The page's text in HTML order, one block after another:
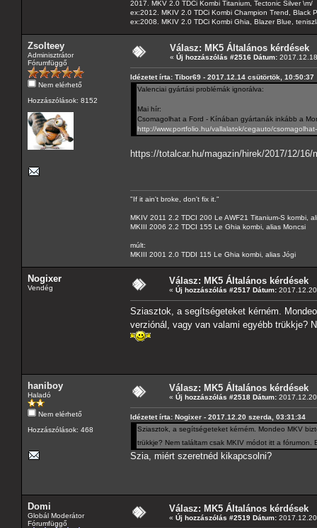
2017. MKV 2.0 TDCi Kombi Titanium, Tectonic Silver \m/
ex:2012. MKIV 2.0 TDCi Kombi Champion Trend, Black
ex:2008. MKIV 2.0 TDCi Kombi Ghia, Blazer Blue,
Zsolteey
Adminisztrátor
Fórumfüggő
Nem elérhető
Hozzászólások: 8152
Válasz: MK5 Általános kérdések
« Új hozzászólás #2516 Dátum:
Idézetet írta: Tibor69 - 2017.12.14 csütörtök, 10:50:37
Valenciai gyártási problémák ignorálva:
Mai hír:
Csomagolhat a Ford - Kínában gyártanák inkább a
http://www.portfolio.hu/vallalatok/cegauto/
https://totalcar.hu/magazin/hirek/2017/12/
"If it ain't broke, don't fix it."
MKIV 2011 2.2 TDCI 200 Le AWF21 Titanium-S kombi,
MKIII 2006 2.2 TDCI 155 Le Ghia kombi, alias Moncsi
múlt:
MKIII 2001 2.0 TDDI 115 Le Ghia kombi, alias Jógi
Nogixer
Vendég
Válasz: MK5 Általános kérdések
« Új hozzászólás #2517 Dátum:
Sziasztok, a segítségeteket kérném.
verziónál, vagy van valami egyébb
haniboy
Haladó
Nem elérhető
Hozzászólások: 468
Válasz: MK5 Általános kérdések
« Új hozzászólás #2518 Dátum:
Idézetet írta: Nogixer - 2017.12.20 szerda, 03:31:34
Sziasztok, a segítségeteket kérném. Mondeo MKV
trükkje? Nem találtam csak MKIV módot itt a
Szia, miért szeretnéd kikapcsolni?
Domi
Globál Moderátor
Fórumfüggő
Válasz: MK5 Általános kérdések
« Új hozzászólás #2519 Dátum: